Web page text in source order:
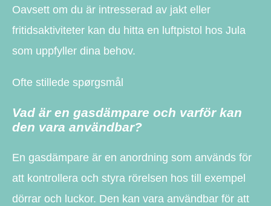
Oavsett om du är intresserad av jakt eller
fritidsaktiviteter kan du hitta en luftpistol hos Jula
som uppfyller dina behov.
Ofte stillede spørgsmål
Vad är en gasdämpare och varför kan
den vara användbar?
En gasdämpare är en anordning som används för
att kontrollera och styra rörelsen hos till exempel
dörrar och luckor. Den kan vara användbar för att